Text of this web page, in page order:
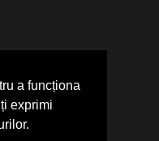
a funcționa
exprimi